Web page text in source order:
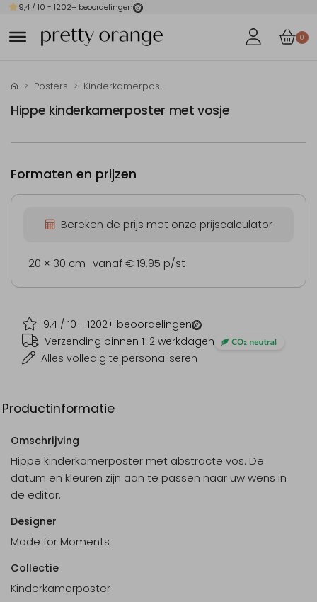
9,4 / 10 - 1202+ beoordelingen
0
Posters Kinderkamerposter
Hippe kinderkamerposter met vosje
9,4 / 10 - 1202+ beoordelingen
Verzending binnen 1-2 werkdagen
Alles volledig te personaliseren
Formaten en prijzen
Bereken de prijs met onze prijscalculator
20 × 30 cm vanaf € 19,95 p/st
Productinformatie
Omschrijving
Hippe kinderkamerposter met abstracte vos. De
datum en kleuren zijn aan te passen naar uw wens in
de editor.
Designer
Made for Moments
Collectie
Kinderkamerposter